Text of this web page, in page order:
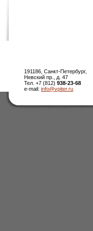
191186, Санкт-Петербург,
Невский пр., д. 47
Тел. +7 (812) 938-23-68
e-mail: info@vpiter.ru